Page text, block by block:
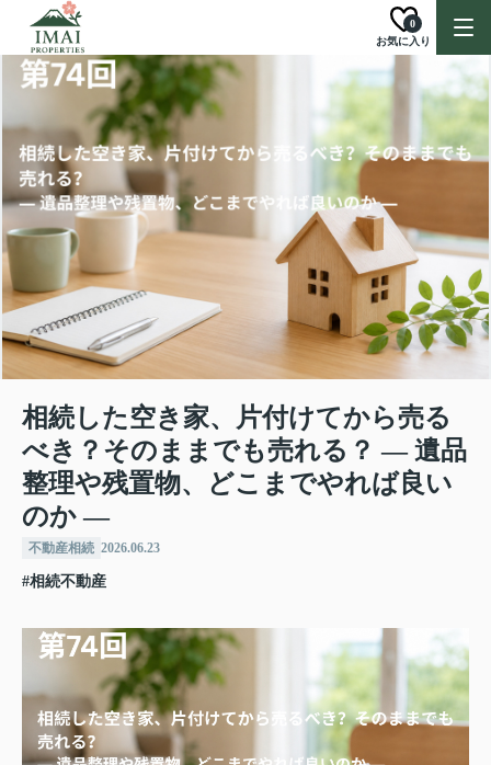
お気に入り
0
相続した空き家、片付けてから売る
べき？そのままでも売れる？ ― 遺品
整理や残置物、どこまでやれば良い
のか ―
不動産相続 2026.06.23
#相続不動産